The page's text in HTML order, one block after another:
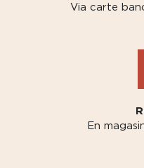
Via carte
En